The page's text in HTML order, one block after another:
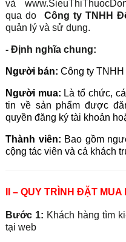
và
qua do
Công ty TNHH
quản lý và sử dụng.
- Định nghĩa chung:
Người bán: Công ty
Người mua: Là tổ chức,
tin về sản phẩm được
quyền đăng ký tài khoản
Thành viên: Bao gồm
cộng tác viên và cả khách
II – QUY TRÌNH ĐẶT MUA
Bước 1: Khách hàng tìm
tại web